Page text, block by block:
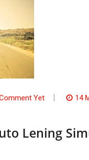
Yet 14
Lening